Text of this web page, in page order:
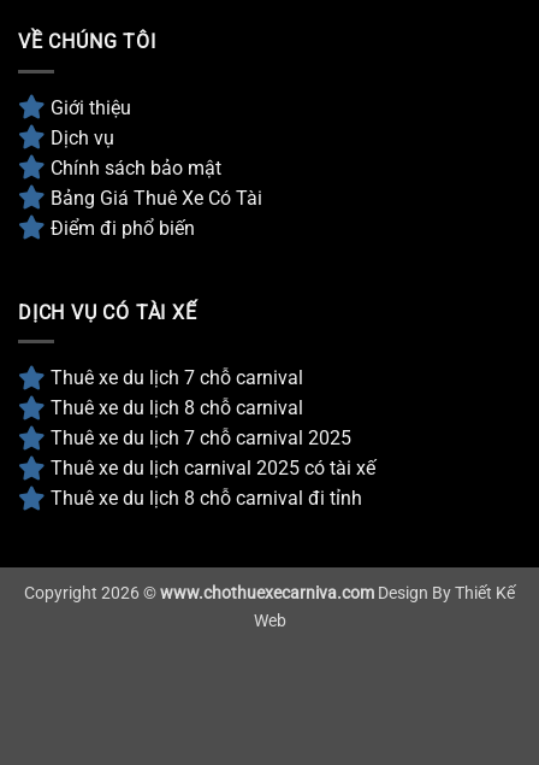
VỀ CHÚNG TÔI
Giới thiệu
Dịch vụ
Chính sách bảo mật
Bảng Giá Thuê Xe Có Tài
Điểm đi phổ biến
DỊCH VỤ CÓ TÀI XẾ
Thuê xe du lịch 7 chỗ carnival
Thuê xe du lịch 8 chỗ carnival
Thuê xe du lịch 7 chỗ carnival 2025
Thuê xe du lịch carnival 2025 có tài xế
Thuê xe du lịch 8 chỗ carnival đi tỉnh
Copyright 2026 ©www.chothuexecarniva.com Design ByThiết Kế
Web